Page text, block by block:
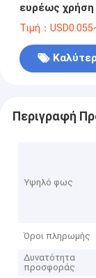
ευρέως
Τιμή：
Περιγραφή
Υψηλό φως
Όροι πληρωμής
Δυνατότητα
προσφοράς